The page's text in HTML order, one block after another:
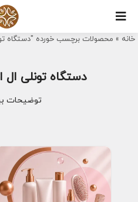
Skip
content
خانه » محصولات برچسب خورده "دستگاه
دستگاه تونلی ال
توضیحات